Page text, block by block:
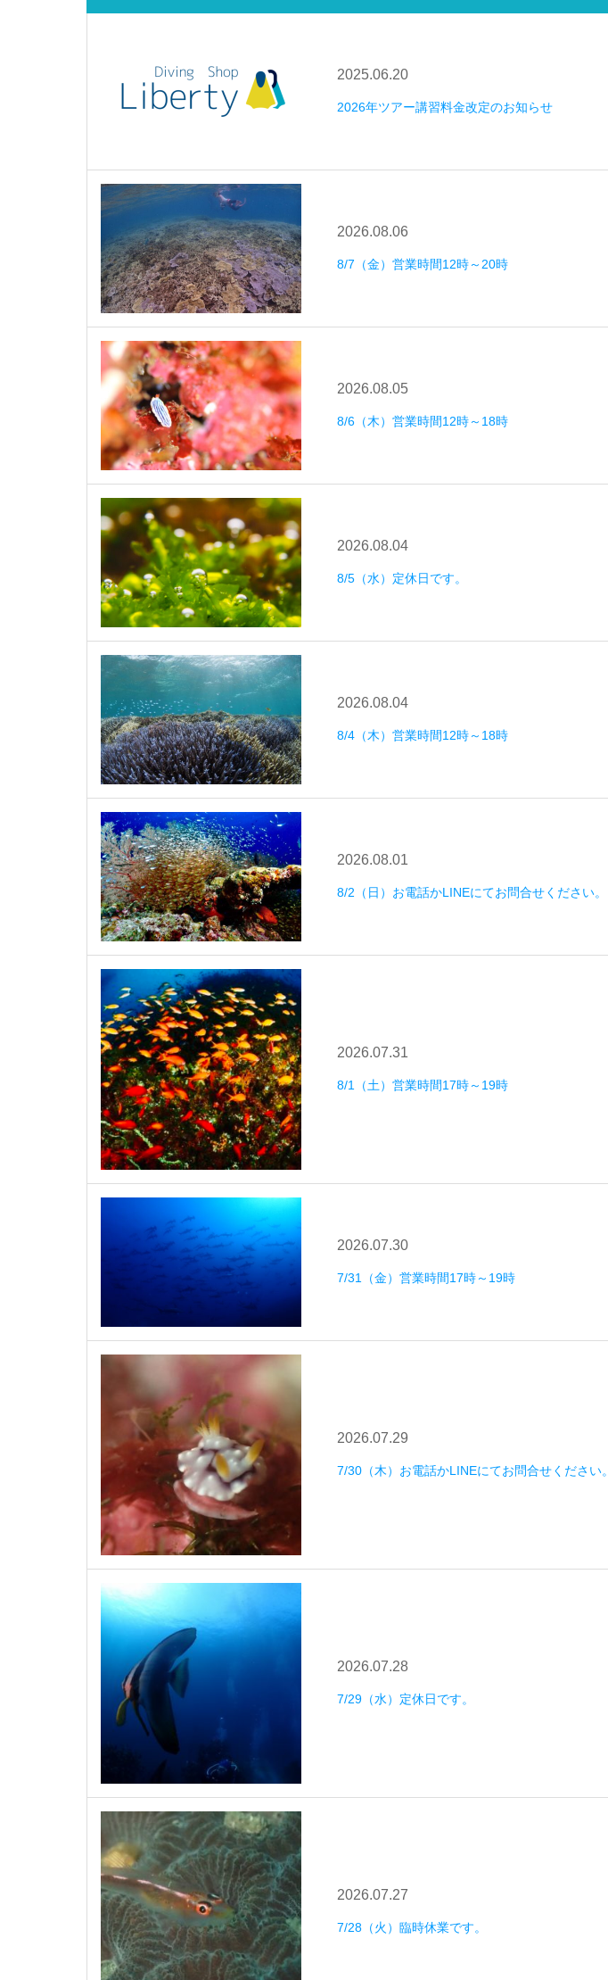
2025.06.20
2026年ツアー講習料金改定のお知らせ
2026.08.06
8/7（金）営業時間12時～20時
2026.08.05
8/6（木）営業時間12時～18時
2026.08.04
8/5（水）定休日です。
2026.08.04
8/4（木）営業時間12時～18時
2026.08.01
8/2（日）お電話かLINEにてお問合せください。
2026.07.31
8/1（土）営業時間17時～19時
2026.07.30
7/31（金）営業時間17時～19時
2026.07.29
7/30（木）お電話かLINEにてお問合せください。
2026.07.28
7/29（水）定休日です。
2026.07.27
7/28（火）臨時休業です。